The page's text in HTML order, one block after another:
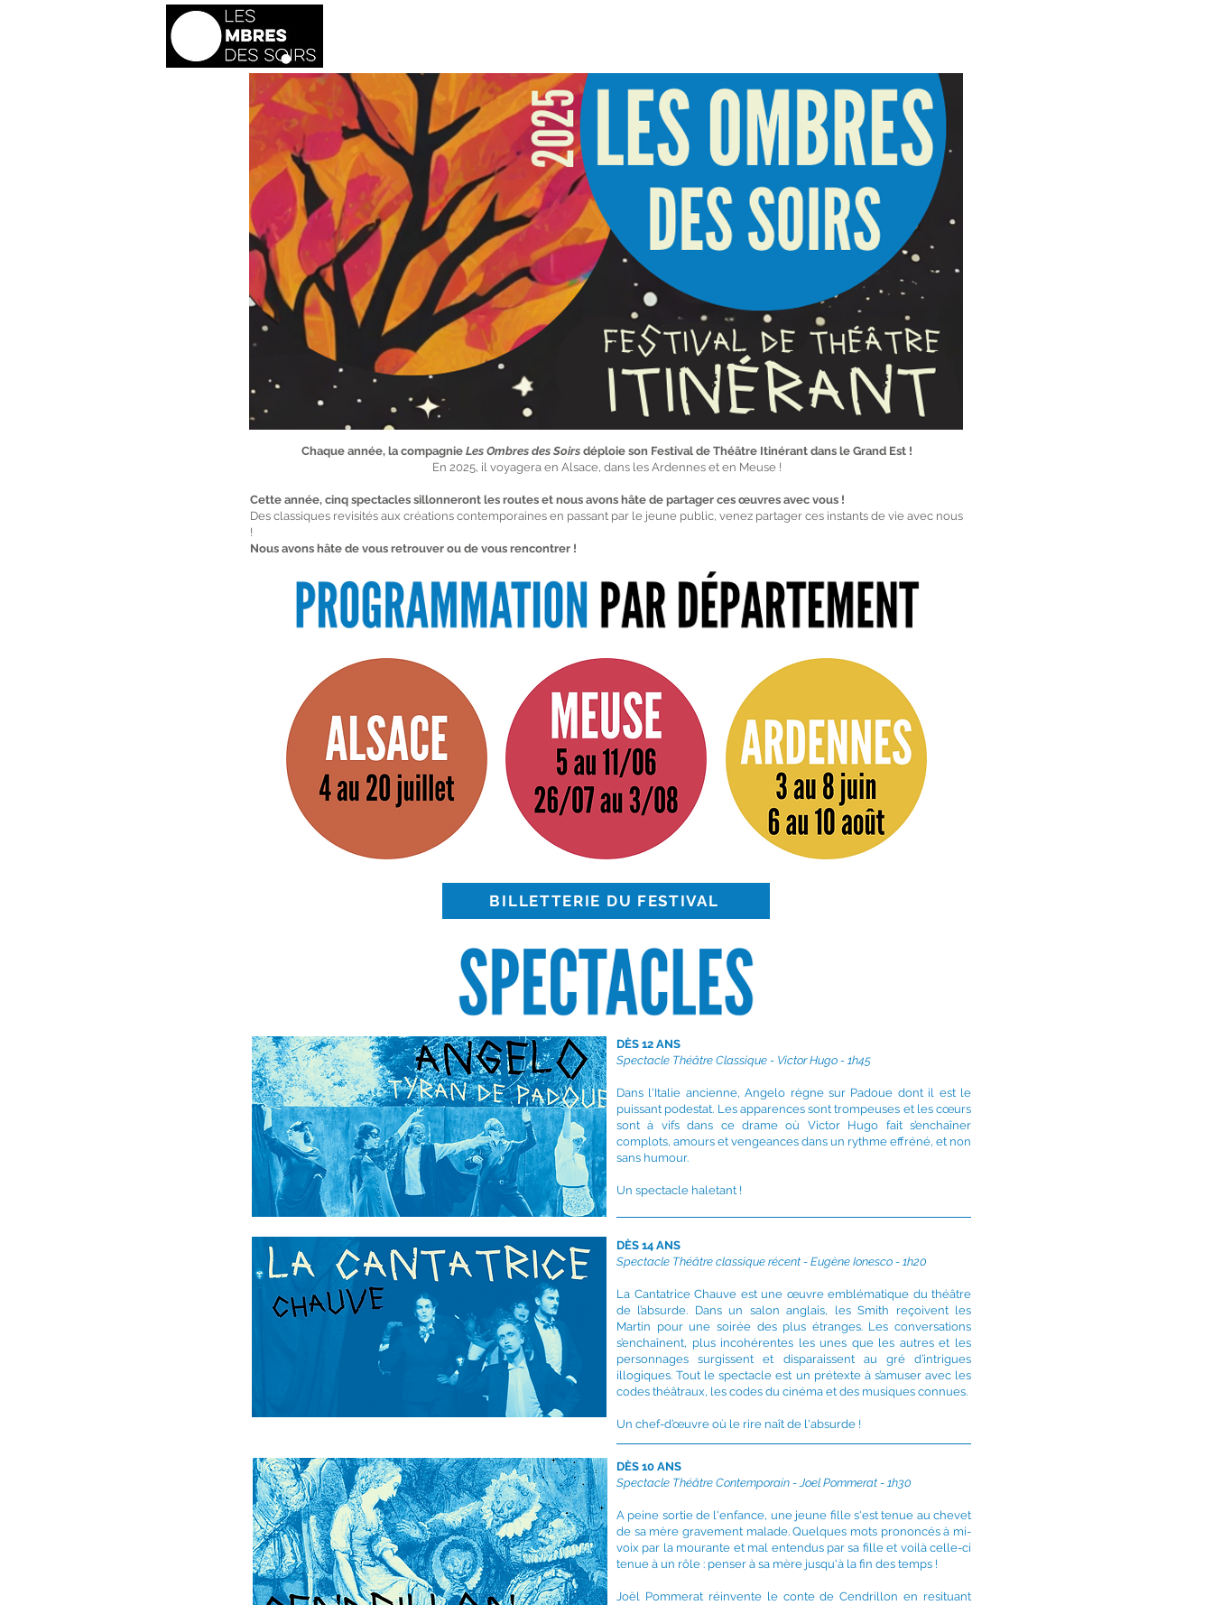
Chaque année, la compagnie Les Ombres des Soirs déploie son Festival de Théâtre Itinérant dans le Grand Est !
En 2025, il voyagera en Alsace, dans les Ardennes et en Meuse !
Cette année, cinq spectacles sillonneront les routes et nous avons hâte de partager ces œuvres avec vous !
Des classiques revisités aux créations contemporaines en passant par le jeune public, venez partager ces instants de vie avec nous
!
Nous avons hâte de vous retrouver ou de vous rencontrer !
BILLETTERIE DU FESTIVAL
DÈS 12 ANS
Spectacle Théâtre Classique - Victor Hugo - 1h45
Dans l'Italie ancienne, Angelo règne sur Padoue dont il est le
puissant podestat. Les apparences sont trompeuses et les cœurs
sont à vifs dans ce drame où Victor Hugo fait s’enchaîner
complots, amours et vengeances dans un rythme effréné, et non
sans humour.
Un spectacle haletant !
DÈS 14 ANS
Spectacle Théâtre classique récent - Eugène Ionesco - 1h20
La Cantatrice Chauve est une œuvre emblématique du théâtre
de l’absurde. Dans un salon anglais, les Smith reçoivent les
Martin pour une soirée des plus étranges. Les conversations
s’enchaînent, plus incohérentes les unes que les autres et les
personnages surgissent et disparaissent au gré d’intrigues
illogiques. Tout le spectacle est un prétexte à s’amuser avec les
codes théâtraux, les codes du cinéma et des musiques connues.
Un chef-d’œuvre où le rire naît de l'absurde !
DÈS 10 ANS
Spectacle Théâtre Contemporain - Joel Pommerat - 1h30
A peine sortie de l'enfance, une jeune fille s'est tenue au chevet
de sa mère gravement malade. Quelques mots prononcés à mi-
voix par la mourante et mal entendus par sa fille et voilà celle-ci
tenue à un rôle : penser à sa mère jusqu'à la fin des temps !
Joël Pommerat réinvente le conte de Cendrillon en resituant